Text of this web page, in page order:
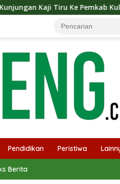
Ke Pemkab Kulon Progo
Pendidikan Peristiwa
Berita